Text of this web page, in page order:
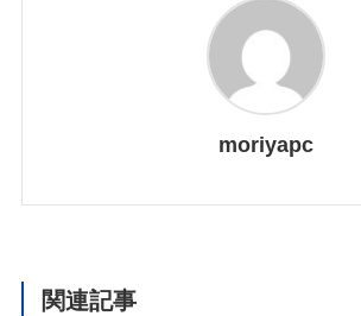
moriyapc
関連記事